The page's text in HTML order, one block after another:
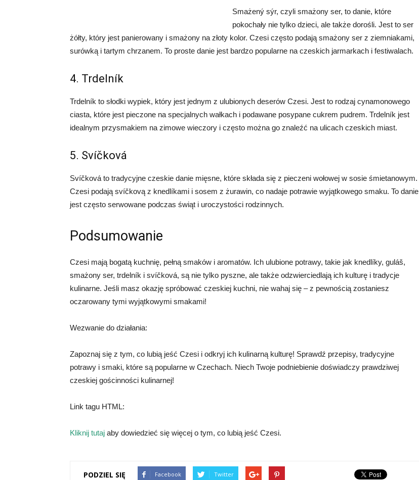
Smażený sýr, czyli smażony ser, to danie, które
pokochały nie tylko dzieci, ale także dorośli. Jest to ser
żółty, który jest panierowany i smażony na złoty kolor. Czesi często podają smażony ser z ziemniakami,
surówką i tartym chrzanem. To proste danie jest bardzo popularne na czeskich jarmarkach i festiwalach.
4. Trdelník
Trdelník to słodki wypiek, który jest jednym z ulubionych deserów Czesi. Jest to rodzaj cynamonowego
ciasta, które jest pieczone na specjalnych wałkach i podawane posypane cukrem pudrem. Trdelník jest
idealnym przysmakiem na zimowe wieczory i często można go znaleźć na ulicach czeskich miast.
5. Svíčková
Svíčková to tradycyjne czeskie danie mięsne, które składa się z pieczeni wołowej w sosie śmietanowym.
Czesi podają svíčkovą z knedlíkami i sosem z żurawin, co nadaje potrawie wyjątkowego smaku. To danie
jest często serwowane podczas świąt i uroczystości rodzinnych.
Podsumowanie
Czesi mają bogatą kuchnię, pełną smaków i aromatów. Ich ulubione potrawy, takie jak knedlíky, guláš,
smażony ser, trdelník i svíčková, są nie tylko pyszne, ale także odzwierciedlają ich kulturę i tradycje
kulinarne. Jeśli masz okazję spróbować czeskiej kuchni, nie wahaj się – z pewnością zostaniesz
oczarowany tymi wyjątkowymi smakami!
Wezwanie do działania:
Zapoznaj się z tym, co lubią jeść Czesi i odkryj ich kulinarną kulturę! Sprawdź przepisy, tradycyjne
potrawy i smaki, które są popularne w Czechach. Niech Twoje podniebienie doświadczy prawdziwej
czeskiej gościnności kulinarnej!
Link tagu HTML:
Kliknij tutaj aby dowiedzieć się więcej o tym, co lubią jeść Czesi.
PODZIEL SIĘ Facebook Twitter